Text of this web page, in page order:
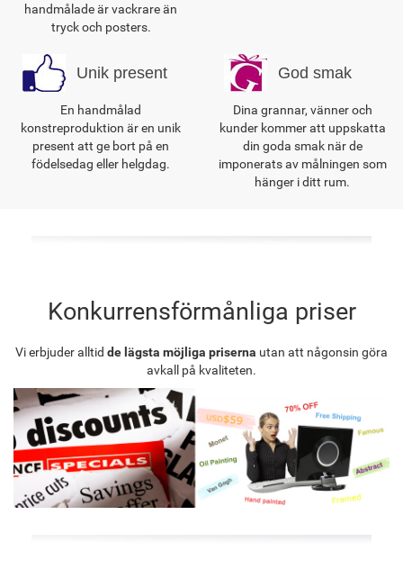
handmålade är vackrare än
tryck och posters.
Unik present
En handmålad
konstreproduktion är en unik
present att ge bort på en
födelsedag eller helgdag.
God smak
Dina grannar, vänner och
kunder kommer att uppskatta
din goda smak när de
imponerats av målningen som
hänger i ditt rum.
Konkurrensförmånliga priser
Vi erbjuder alltid de lägsta möjliga priserna utan att någonsin göra
avkall på kvaliteten.